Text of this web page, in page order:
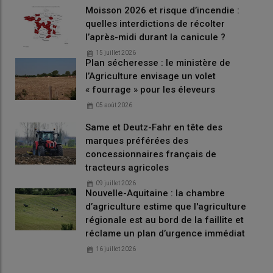
remboursement auprès des DDFip, via le guichetDématic , qui
entre en vigueur le 1ermai. «Cette aide prend la forme d’un
remboursement ex post, sur facture», précise le gouvernement
qui souligne que la demande doit être faite jusqu’à fin juin.
Selon ledécret publié le 2 mai au journal officiel
la demande
d'aide est à réaliser par voie dématérialisée sur le formulaire
dédié disponible sur le siteportail.chorus-pro.gouv.fr
duquel le formulaire de demande a été mis en ligne. Cette
demande doit comprendre les éléments suivants : les factures
de GNR livré en avril 2026 et une déclaration sur l'honneur
établie selon un modèle mis à disposition par la direction
générale des finances publiques sur le site impots.gouv.fr.
Lire aussi | Prix du GNR : les agriculteurs seront
Moisson 2026 et risque d’incendie :
quelles interdictions de récolter
l’après-midi durant la canicule ?
15 juillet 2026
Plan sécheresse : le ministère de
l’Agriculture envisage un volet
« fourrage » pour les éleveurs
05 août 2026
Same et Deutz-Fahr en tête des
marques préférées des
concessionnaires français de
tracteurs agricoles
09 juillet 2026
Nouvelle-Aquitaine : la chambre
d’agriculture estime que l'agriculture
régionale est au bord de la faillite et
réclame un plan d’urgence immédiat
16 juillet 2026